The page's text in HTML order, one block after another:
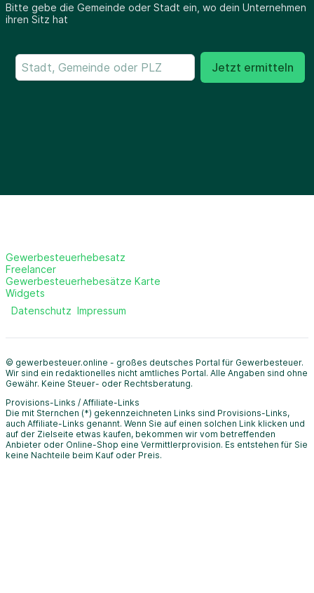
Bitte gebe die Gemeinde oder Stadt ein, wo dein Unternehmen
ihren Sitz hat
Jetzt ermitteln
Gewerbesteuerhebesatz
Freelancer
Gewerbesteuerhebesätze Karte
Widgets
Datenschutz Impressum
© gewerbesteuer.online - großes deutsches Portal für Gewerbesteuer.
Wir sind ein redaktionelles nicht amtliches Portal. Alle Angaben sind ohne
Gewähr. Keine Steuer- oder Rechtsberatung.
Provisions-Links / Affiliate-Links
Die mit Sternchen (*) gekennzeichneten Links sind Provisions-Links,
auch Affiliate-Links genannt. Wenn Sie auf einen solchen Link klicken und
auf der Zielseite etwas kaufen, bekommen wir vom betreffenden
Anbieter oder Online-Shop eine Vermittlerprovision. Es entstehen für Sie
keine Nachteile beim Kauf oder Preis.